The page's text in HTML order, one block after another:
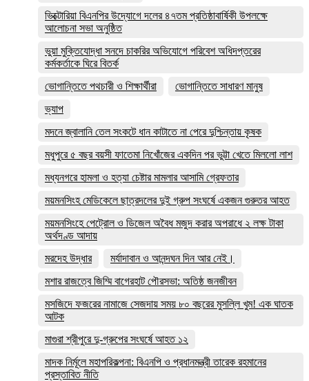
ভিক্টোরিয়া বিএনপির উদ্যোগে দলের ৪৭তম প্রতিষ্ঠাবার্ষিকী উপলক্ষে
আলোচনা সভা অনুষ্ঠিত
ভুয়া মুক্তিযোদ্ধা সনদে চাকরির অভিযোগে পরিবেশ অধিদপ্তরের
কর্মকর্তাকে ঘিরে বিতর্ক
ভোগান্তিতে পথচারী ও শিক্ষার্থীরা
ভোগান্তিতে সাধারণ মানুষ
ভ্যাপ
মদনে জ্বালানি তেল সংকটে ধান কাটাতে না পেরে দুশ্চিন্তায় কৃষক
মধুপুরে ৫ বছর বয়সী ফাতেমা নিখোঁজের একদিন পর ভুট্টা খেতে মিললো লাশ
মধ্যনগরে হামলা ও হত্যা চেষ্টার মামলার আসামি গ্রেফতার
ময়মনসিংহ মেডিকেলে ছাত্রদলের দুই গ্রুপ সংঘর্ষে একজন গুরুতর আহত
ময়মনসিংহে পেট্রোল ও ডিজেল অবৈধ মজুদ করার অপরাধে ২ লক্ষ টাকা
অর্থদণ্ড আদায়
মরদেহ উদ্ধার
মর্যাদাবান ও আনন্দঘন দিন আর নেই।
মশার রাজত্বে জিম্মি বাগেরহাট পৌরসভা: অতিষ্ঠ জনজীবন
মসজিদে ফজরের নামাজে সেজদায় সময় ৮০ বছরের মুসল্লি খুম! এক ঘাতক
আটক
মাগুরা শ্রীপুরে দু-গ্রুপের সংঘর্ষে আহত ১২
মাদক নির্মূলে মহাপরিকল্পনা: বিএনপি ও প্রধানমন্ত্রী তারেক রহমানের
প্রস্তাবিত নীতি